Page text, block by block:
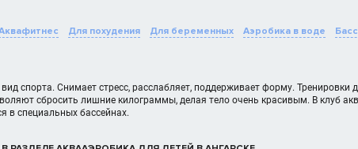
Для похудения Для беременных Аэробика в воде
спорта. Снимает стресс, расслабляет, поддерживает форму.
сбросить лишние килограммы, делая тело очень красивым. В клуб
в специальных бассейнах.